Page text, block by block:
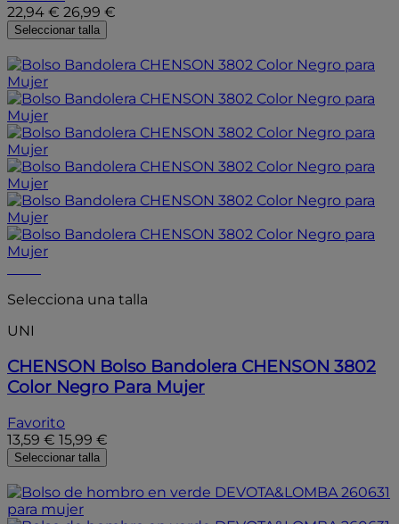
22,94 € 26,99 €
Seleccionar talla
Selecciona una talla
UNI
CHENSON Bolso Bandolera CHENSON 3802
Color Negro Para Mujer
Favorito
13,59 € 15,99 €
Seleccionar talla